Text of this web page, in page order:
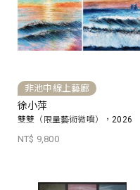
非池中線上藝廊
徐小萍
雙雙（限量藝術微噴），2026
NT$ 9,800